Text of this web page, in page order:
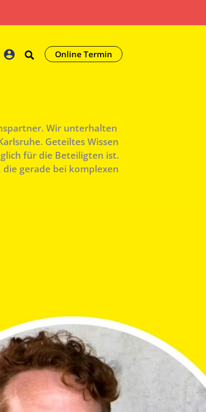
Online Termin
Wir unterhalten
Geteiltes Wissen
für die Beteiligten ist.
gerade bei komplexen